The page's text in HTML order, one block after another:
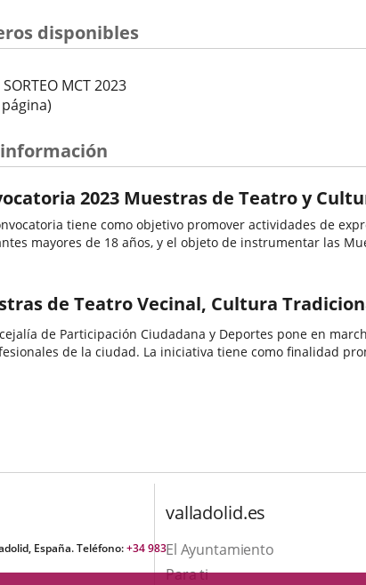
disponibles
SORTEO MCT 2023
2023 Muestras de Teatro y
tiene como objetivo promover actividades de
mayores de 18 años, y el objeto de instrumentar las
de Teatro Vecinal, Cultura
Ciudadana y Deportes pone en marcha una nueva convocatoria destinada a impulsar la participación cultural y apoyar la labor de los grupos
de la ciudad. La iniciativa tiene como finalidad
España. Teléfono:+34 983
valladolid.es
El Ayuntamiento
Para ti